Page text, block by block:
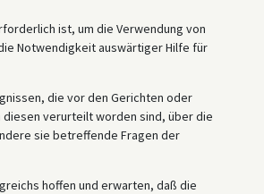
ist, um die Verwendung von
Notwendigkeit auswärtiger Hilfe für
die vor den Gerichten oder
verurteilt worden sind, über die
sie betreffende Fragen der
hoffen und erwarten, daß die